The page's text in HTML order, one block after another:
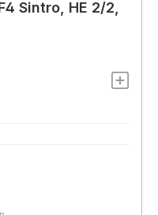
Sintro, HE 2/2,